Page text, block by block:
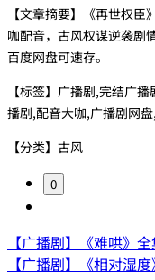
【文章摘要】《再世权
咖配音，古风权谋逆袭剧
百度网盘可速存。
【标签】广播剧,完结广
播剧,配音大咖,广播剧网
【分类】古风
0
【广播剧】《难哄》
【广播剧】《相对湿